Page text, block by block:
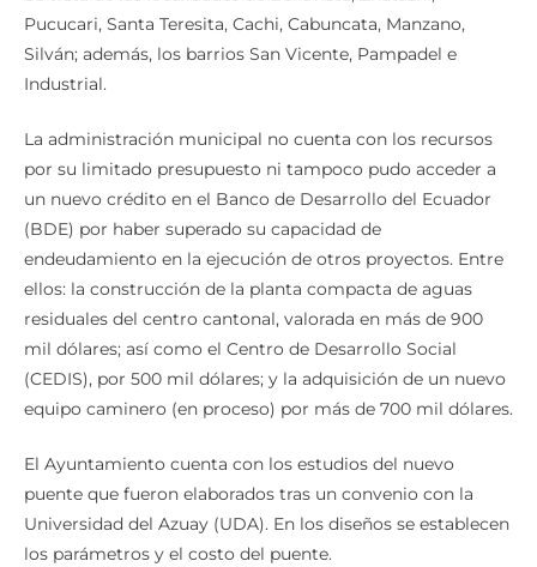
Pucucari, Santa Teresita, Cachi, Cabuncata, Manzano,
Silván; además, los barrios San Vicente, Pampadel e
Industrial.
La administración municipal no cuenta con los recursos
por su limitado presupuesto ni tampoco pudo acceder a
un nuevo crédito en el Banco de Desarrollo del Ecuador
(BDE) por haber superado su capacidad de
endeudamiento en la ejecución de otros proyectos. Entre
ellos: la construcción de la planta compacta de aguas
residuales del centro cantonal, valorada en más de 900
mil dólares; así como el Centro de Desarrollo Social
(CEDIS), por 500 mil dólares; y la adquisición de un nuevo
equipo caminero (en proceso) por más de 700 mil dólares.
El Ayuntamiento cuenta con los estudios del nuevo
puente que fueron elaborados tras un convenio con la
Universidad del Azuay (UDA). En los diseños se establecen
los parámetros y el costo del puente.